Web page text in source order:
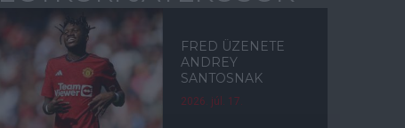
FRED ÜZENETE
ANDREY
SANTOSNAK
2026. júl. 17.